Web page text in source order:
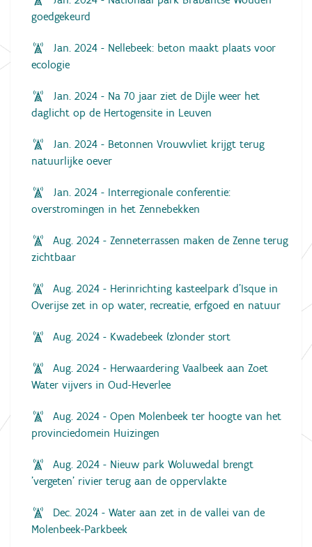
goedgekeurd
Jan. 2024 - Nellebeek: beton maakt plaats voor
ecologie
Jan. 2024 - Na 70 jaar ziet de Dijle weer het
daglicht op de Hertogensite in Leuven
Jan. 2024 - Betonnen Vrouwvliet krijgt terug
natuurlijke oever
Jan. 2024 - Interregionale conferentie:
overstromingen in het Zennebekken
Aug. 2024 - Zenneterrassen maken de Zenne terug
zichtbaar
Aug. 2024 - Herinrichting kasteelpark d’Isque in
Overijse zet in op water, recreatie, erfgoed en natuur
Aug. 2024 - Kwadebeek (z)onder stort
Aug. 2024 - Herwaardering Vaalbeek aan Zoet
Water vijvers in Oud-Heverlee
Aug. 2024 - Open Molenbeek ter hoogte van het
provinciedomein Huizingen
Aug. 2024 - Nieuw park Woluwedal brengt
'vergeten' rivier terug aan de oppervlakte
Dec. 2024 - Water aan zet in de vallei van de
Molenbeek-Parkbeek